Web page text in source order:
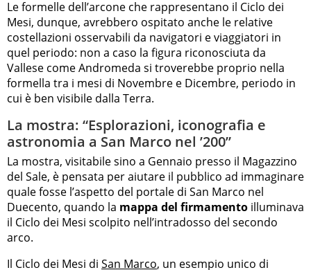
Le formelle dell’arcone che rappresentano il Ciclo dei
Mesi, dunque, avrebbero ospitato anche le relative
costellazioni osservabili da navigatori e viaggiatori in
quel periodo: non a caso la figura riconosciuta da
Vallese come Andromeda si troverebbe proprio nella
formella tra i mesi di Novembre e Dicembre, periodo in
cui è ben visibile dalla Terra.
La mostra: “Esplorazioni, iconografia e
astronomia a San Marco nel ’200”
La mostra, visitabile sino a Gennaio presso il Magazzino
del Sale, è pensata per aiutare il pubblico ad immaginare
quale fosse l’aspetto del portale di San Marco nel
Duecento, quando la mappa del firmamento illuminava
il Ciclo dei Mesi scolpito nell’intradosso del secondo
arco.
Il Ciclo dei Mesi di San Marco, un esempio unico di